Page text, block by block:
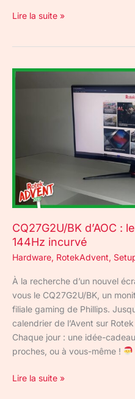
Lire la suite »
CQ27G2U/BK d’AOC :
144Hz incurvé
Hardware, RotekAdvent,
À la recherche d’un nouvel
vous le CQ27G2U/BK, un
filiale gaming de Phillips.
calendrier de l’Avent sur
Chaque jour : une idée-
proches, ou à vous-même !
CQ27G2U/BK
moniteur
144Hz
incurvé
Lire la suite »